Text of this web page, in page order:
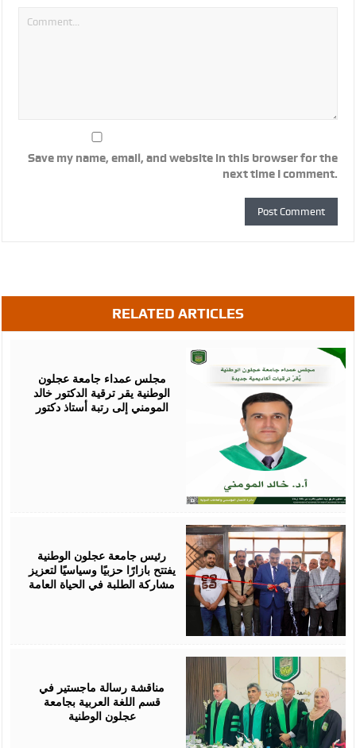
Save my name, email, and website in this browser for the
next time I comment.
RELATED ARTICLES
مجلس عمداء جامعة عجلون
الوطنية يقر ترقية الدكتور خالد
المومني إلى رتبة أستاذ دكتور
رئيس جامعة عجلون الوطنية
يفتتح بازارًا حزبيًا وسياسيًا لتعزيز
مشاركة الطلبة في الحياة العامة
مناقشة رسالة ماجستير في
قسم اللغة العربية بجامعة
عجلون الوطنية